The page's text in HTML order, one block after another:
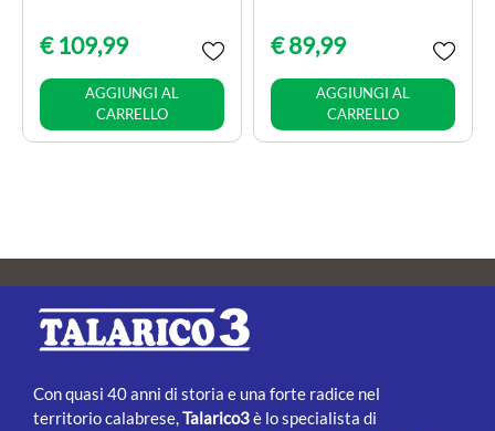
€ 109,99
Quantità
AGGIUNGI AL
CARRELLO
€ 89,99
Quantità
AGGIUNGI AL
CARRELLO
Con quasi 40 anni di storia e una forte radice nel
territorio calabrese,Talarico3è lo specialista di